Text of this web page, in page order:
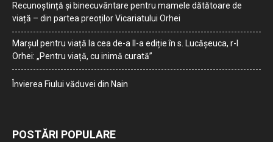
Recunoștință și binecuvântare pentru mamele dătătoare de
viață – din partea preoților Vicariatului Orhei
Marșul pentru viață la cea de-a II-a ediție în s. Lucășeuca, r-l
Orhei: „Pentru viață, cu inimă curată”
Învierea Fiului văduvei din Nain
POSTĂRI POPULARE